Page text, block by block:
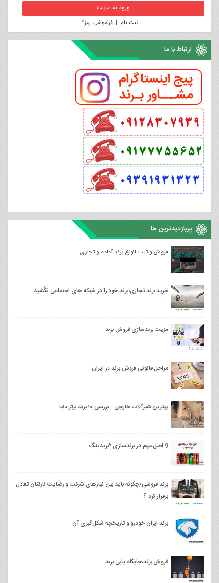
ثبت نام |فراموشی رمز؟
ارتباط با ما
پربازدیدترین ها
فروش و ثبت انواع برند آماده و تجاری
خرید برند تجاری،برند خود را در شبکه های اجتماعی نکُشید
مزیت برندسازی،فروش برند
مراحل قانونی فروش برند در ایران
بهترین شیرآلات خارجی – بررسی ۱۰ برند برتر دنیا
9 اصل مهم در برندسازی *برندینگ
برند فروشی/چگونه باید بین نیازهای شرکت و رضایت کارکنان تعادل
برقرار کرد ؟
برند ایران خودرو و تاریخچه شکل‌گیری آن
فروش برند،جایگاه یابی برند